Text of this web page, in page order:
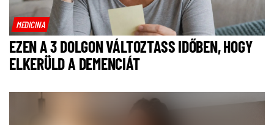
MEDICINA
EZEN A 3 DOLGON VÁLTOZTASS IDŐBEN, HOGY
ELKERÜLD A DEMENCIÁT